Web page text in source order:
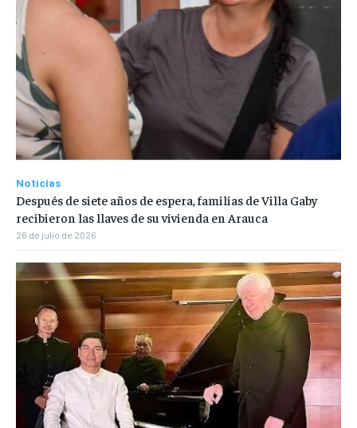
Noticias
Después de siete años de espera, familias de Villa Gaby
recibieron las llaves de su vivienda en Arauca
26 de julio de 2026